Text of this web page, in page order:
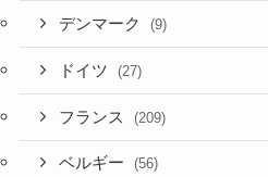
デンマーク (9)
ドイツ (27)
フランス (209)
ベルギー (56)